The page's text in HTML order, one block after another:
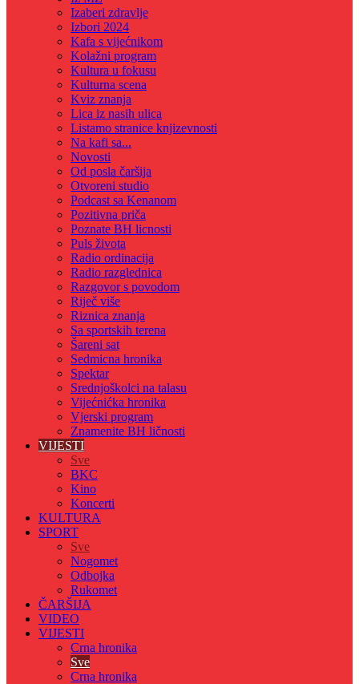
Izaberi zdravlje
Izbori 2024
Kafa s vijećnikom
Kolažni program
Kultura u fokusu
Kulturna scena
Kviz znanja
Lica iz nasih ulica
Listamo stranice knjizevnosti
Na kafi sa...
Novosti
Od posla čaršija
Otvoreni studio
Podcast sa Kenanom
Pozitivna priča
Poznate BH licnosti
Puls života
Radio ordinacija
Radio razglednica
Razgovor s povodom
Riječ više
Riznica znanja
Sa sportskih terena
Šareni sat
Sedmicna hronika
Spektar
Srednjoškolci na talasu
Vijećnićka hronika
Vjerski program
Znamenite BH ličnosti
VIJESTI
Sve
BKC
Kino
Koncerti
KULTURA
SPORT
Sve
Nogomet
Odbojka
Rukomet
ČARŠIJA
VIDEO
VIJESTI
Crna hronika
Sve
Crna hronika